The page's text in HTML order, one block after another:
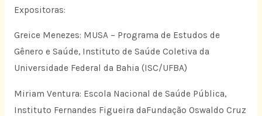
Expositoras:
Greice Menezes: MUSA – Programa de Estudos de
Gênero e Saúde, Instituto de Saúde Coletiva da
Universidade Federal da Bahia (ISC/UFBA)
Miriam Ventura: Escola Nacional de Saúde Pública,
Instituto Fernandes Figueira daFundação Oswaldo Cruz